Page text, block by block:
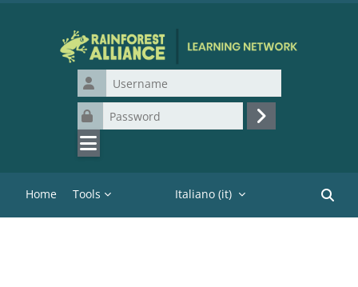
Username
Password
Login
Home Tools Italiano ‎(it)‎
Cerca